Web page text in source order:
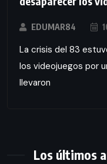
EDUMAR84
La crisis del 83
los videojuegos por
llevaron
Los últimos